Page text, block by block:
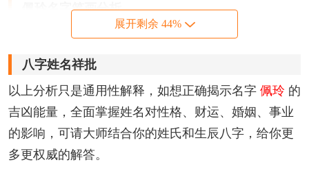
佩玲名字笔画分析
字，为左右结构，繁体字写法为
，笔画数为
8
划。
『玲』 字，为左右结构，繁体字写法为玲 ，笔画数为
9划。
该名字的五格笔画搭配为：8-9，五格大吉。
佩玲名字性格印象
展开剩余 44%
八字姓名祥批
以上分析只是通用性解释，如想正确揭示名字 佩玲 的
吉凶能量，全面掌握姓名对性格、财运、婚姻、事业
的影响，可请大师结合你的姓氏和生辰八字，给你更
多更权威的解答。